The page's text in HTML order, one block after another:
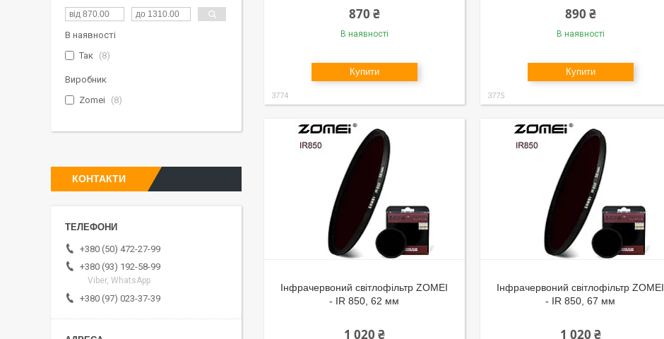
870 ₴
В наявності
Купити
3774
890 ₴
В наявності
Купити
3775
Інфрачервоний світлофільтр ZOMEI
- IR 850, 62 мм
1 020 ₴
Інфрачервоний світлофільтр ZOMEI
- IR 850, 67 мм
1 020 ₴
В наявності
Так
8
Виробник
Zomei
8
КОНТАКТИ
+380 (50) 472-27-99
+380 (93) 192-58-99
Viber, WhatsApp
+380 (97) 023-37-39